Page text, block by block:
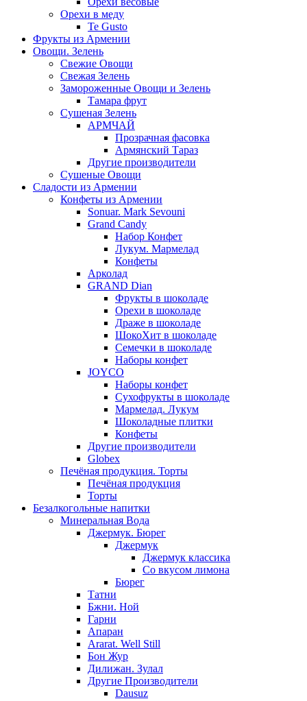
Орехи в меду
Te Gusto
Фрукты из Армении
Овощи. Зелень
Свежие Овощи
Свежая Зелень
Замороженные Овощи и Зелень
Тамара фрут
Сушеная Зелень
АРМЧАЙ
Прозрачная фасовка
Армянский Тараз
Другие производители
Сушеные Овощи
Сладости из Армении
Конфеты из Армении
Sonuar. Mark Sevouni
Grand Candy
Набор Конфет
Лукум. Мармелад
Конфеты
Арколад
GRAND Dian
Фрукты в шоколаде
Орехи в шоколаде
Драже в шоколаде
ШокоХит в шоколаде
Семечки в шоколаде
Наборы конфет
JOYCO
Наборы конфет
Сухофрукты в шоколаде
Мармелад. Лукум
Шоколадные плитки
Конфеты
Другие производители
Globex
Печёная продукция. Торты
Печёная продукция
Торты
Безалкогольные напитки
Минеральная Вода
Джермук. Бюрег
Джермук
Джермук классика
Со вкусом лимона
Бюрег
Татни
Бжни. Ной
Гарни
Апаран
Ararat. Well Still
Бон Жур
Дилижан. Зулал
Другие Производители
Dausuz